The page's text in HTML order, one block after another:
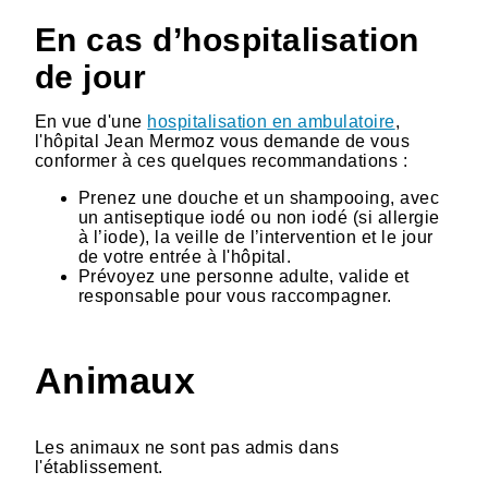
En cas d’hospitalisation
de jour
En vue d'une hospitalisation en ambulatoire,
l'hôpital Jean Mermoz vous demande de vous
conformer à ces quelques recommandations :
Prenez une douche et un shampooing, avec
un antiseptique iodé ou non iodé (si allergie
à l’iode), la veille de l’intervention et le jour
de votre entrée à l'hôpital.
Prévoyez une personne adulte, valide et
responsable pour vous raccompagner.
Animaux
Les animaux ne sont pas admis dans
l'établissement.